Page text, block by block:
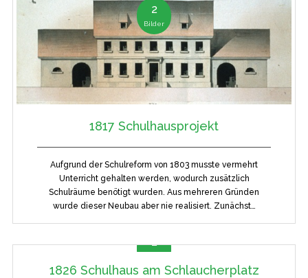
2
Bilder
1817 Schulhausprojekt
Aufgrund der Schulreform von 1803 musste vermehrt
Unterricht gehalten werden, wodurch zusätzlich
Schulräume benötigt wurden. Aus mehreren Gründen
wurde dieser Neubau aber nie realisiert. Zunächst…
2
1826 Schulhaus am Schlaucherplatz